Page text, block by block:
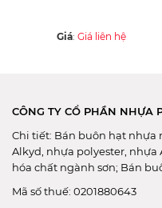
Giá:Giá liên hệ
CÔNG TY CỔ PHẦN NHỰA
Chi tiết: Bán buôn hạt nhựa
Alkyd, nhựa polyester, nhựa
hóa chất ngành sơn; Bán
Mã số thuế: 0201880643